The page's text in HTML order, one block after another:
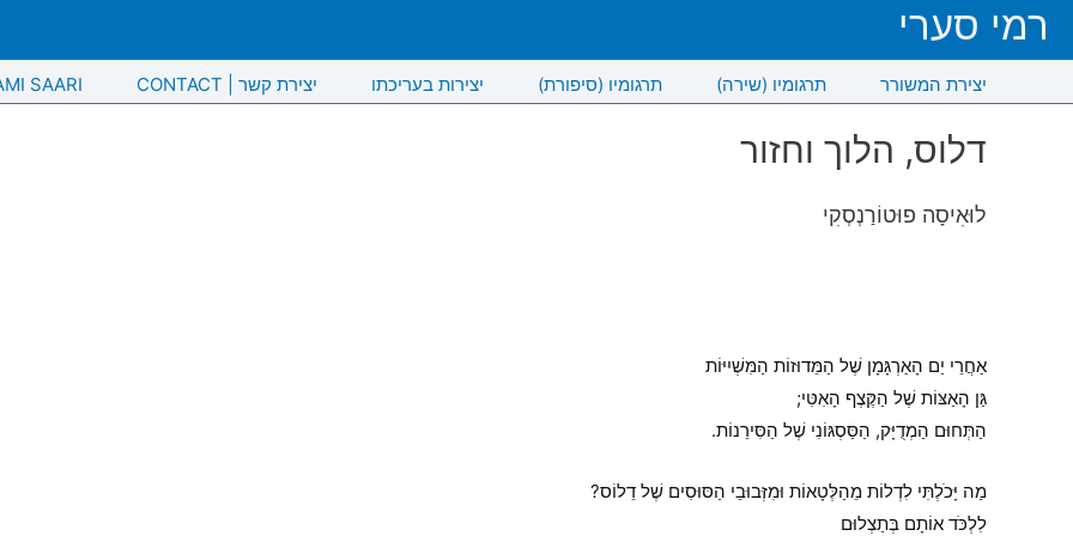
רמי סערי
SAARI CONTACT | יצירת קשר יצירות בעריכתו תרגומיו (סיפורת) תרגומיו (שירה) יצירת המשורר
דלוס, הלוך וחזור
לוּאִיסָה פוּטוֹרַנְסְקִי
אַחֲרֵי יַם הָאַרְגָּמָן שֶׁל הַמֵּדוּזוֹת הַמִּשְׁיִיּוֹת
גַּן הָאַצּוֹת שֶׁל הַקֶּצֶף הָאִטִּי;
הַתְּחוּם הַמְדֻיָּק, הַסַּסְגּוֹנִי שֶׁל הַסִּירֵנוֹת.
מַה יָּכֹלְתִּי לִדְלוֹת מֵהַלְּטָאוֹת וּמִזְּבוּבֵי הַסּוּסִים שֶׁל דֵלוֹס?
לִלְכֹּד אוֹתָם בְּתַצְלוּם